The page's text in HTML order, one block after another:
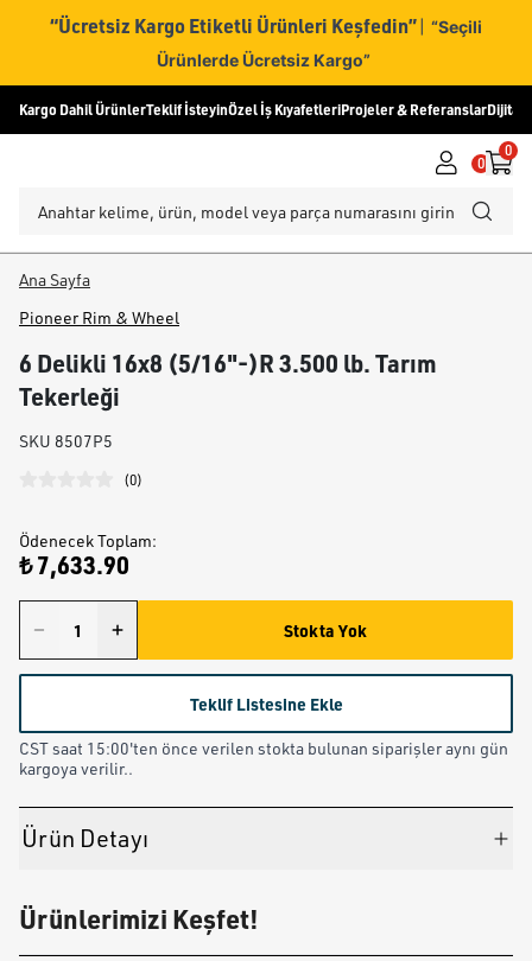
“Ücretsiz Kargo Etiketli Ürünleri Keşfedin” | “Seçili
Ürünlerde Ücretsiz Kargo”
Kargo Dahil ÜrünlerTeklif İsteyinÖzel İş KıyafetleriProjeler & ReferanslarDijital
0
0
Ana Sayfa
Pioneer Rim & Wheel
6 Delikli 16x8 (5/16"-)R 3.500 lb. Tarım
Tekerleği
SKU 8507P5
(0)
Ödenecek Toplam:
₺ 7,633.90
Stokta Yok
Teklif Listesine Ekle
CST saat 15:00'ten önce verilen stokta bulunan siparişler aynı gün
kargoya verilir..
Ürün Detayı
Ürünlerimizi Keşfet!